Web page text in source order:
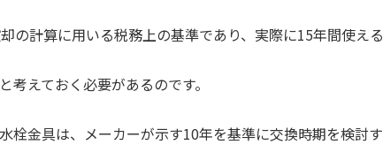
の計算に用いる税務上の基準であり、実際に15年間使え
えておく必要があるのです。
栓金具は、メーカーが示す10年を基準に交換時期を検討